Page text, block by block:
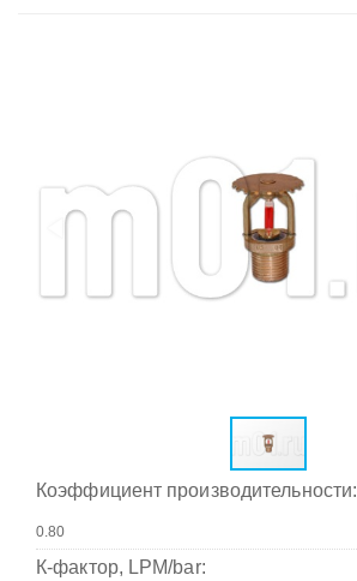
Коэффициент производительности:
К-фактор, LPM/bar: